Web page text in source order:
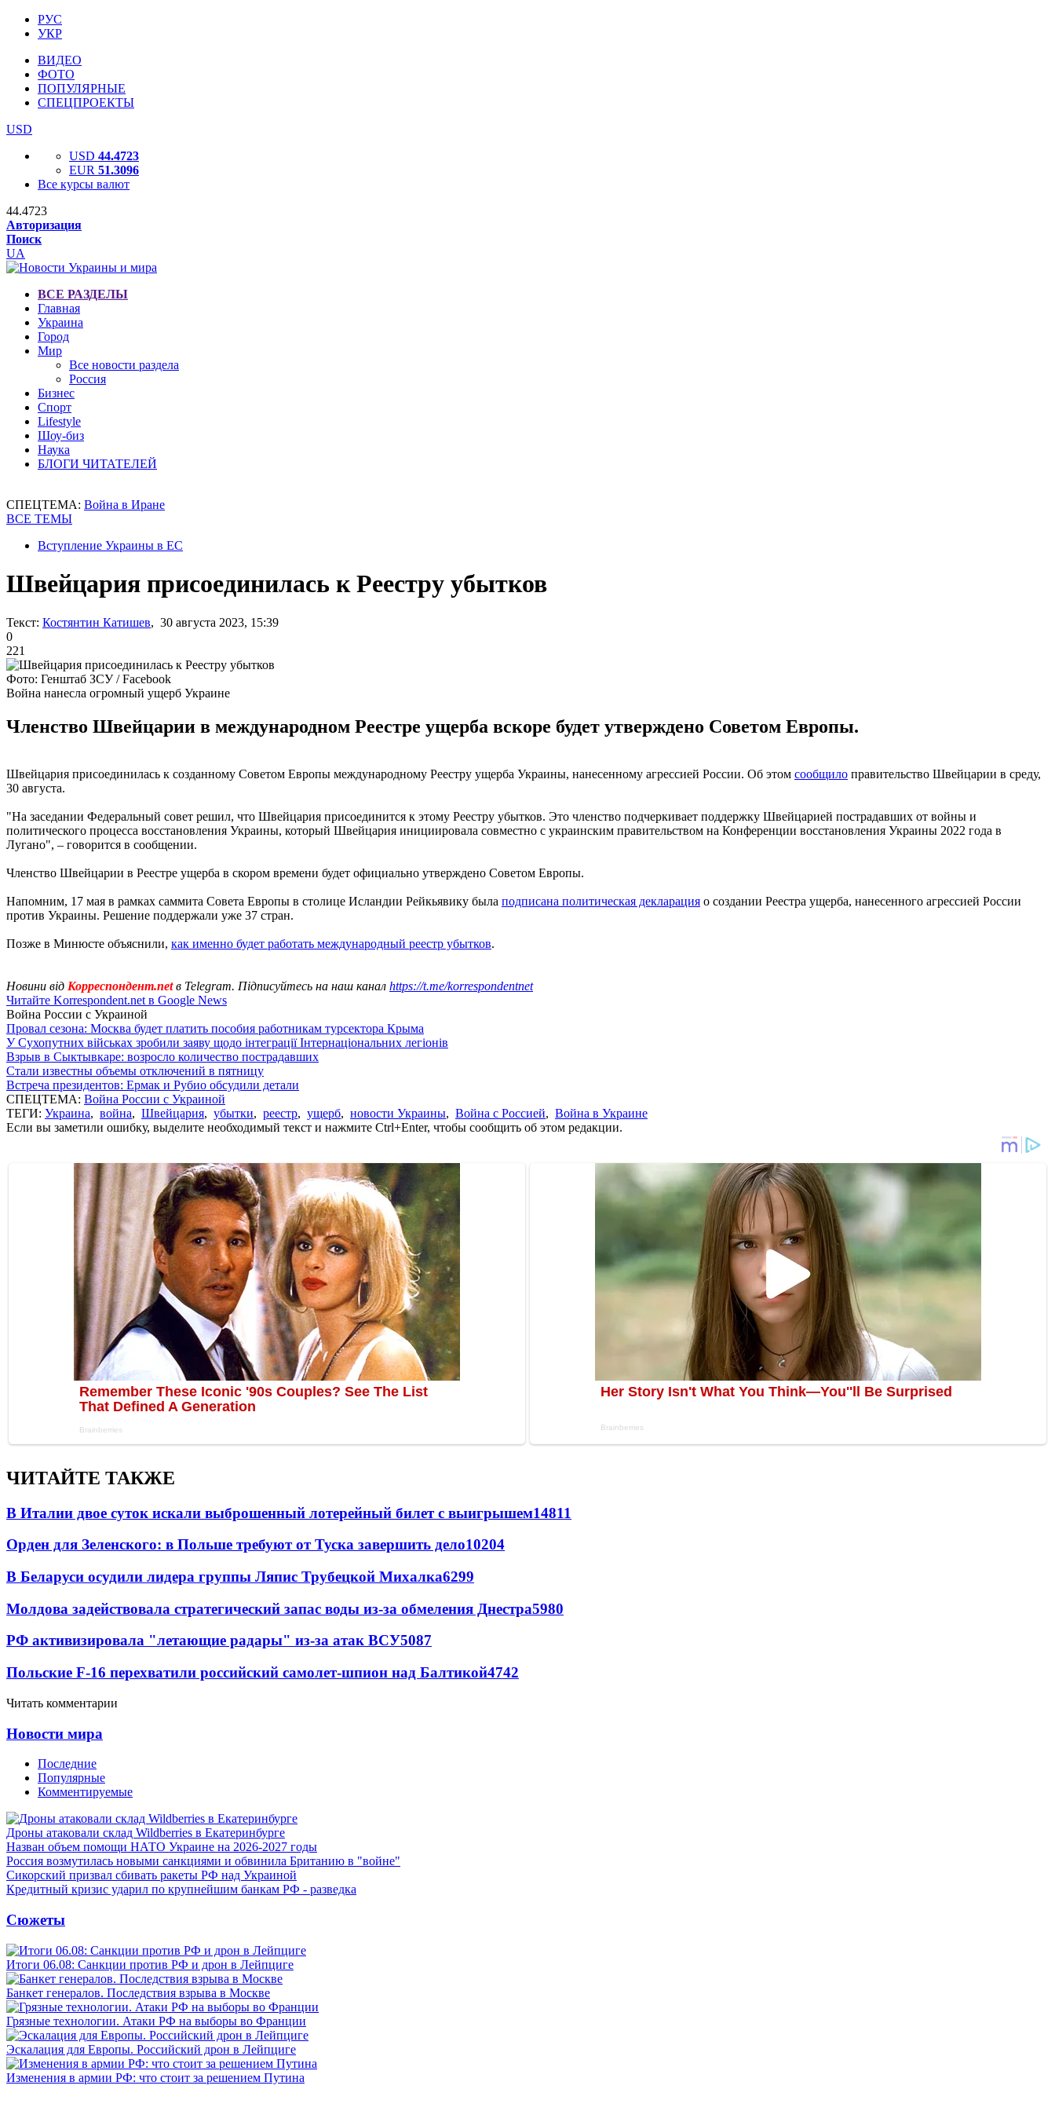
РУС
УКР
ВИДЕО
ФОТО
ПОПУЛЯРНЫЕ
СПЕЦПРОЕКТЫ
USD
USD 44.4723
EUR 51.3096
Все курсы валют
44.4723
Авторизация
Поиск
UA
ВСЕ РАЗДЕЛЫ
Главная
Украина
Город
Мир
Все новости раздела
Россия
Бизнес
Спорт
Lifestyle
Шоу-биз
Наука
БЛОГИ ЧИТАТЕЛЕЙ
СПЕЦТЕМА: Война в Иране
ВСЕ ТЕМЫ
Вступление Украины в ЕС
Швейцария присоединилась к Реестру убытков
Текст: Костянтин Катишев, 30 августа 2023, 15:39
0
221
Фото: Генштаб ЗСУ / Facebook
Война нанесла огромный ущерб Украине
Членство Швейцарии в международном Реестре ущерба вскоре будет утверждено Советом Европы.
Швейцария присоединилась к созданному Советом Европы международному Реестру ущерба Украины, нанесенному агрессией России. Об этом сообщило правительство Швейцарии в среду,
30 августа.
"На заседании Федеральный совет решил, что Швейцария присоединится к этому Реестру убытков. Это членство подчеркивает поддержку Швейцарией пострадавших от войны и
политического процесса восстановления Украины, который Швейцария инициировала совместно с украинским правительством на Конференции восстановления Украины 2022 года в
Лугано", – говорится в сообщении.
Членство Швейцарии в Реестре ущерба в скором времени будет официально утверждено Советом Европы.
Напомним, 17 мая в рамках саммита Совета Европы в столице Исландии Рейкьявику была подписана политическая декларация о создании Реестра ущерба, нанесенного агрессией России
против Украины. Решение поддержали уже 37 стран.
Позже в Минюсте объяснили, как именно будет работать международный реестр убытков.
Новини від Корреспондент.netв Telegram. Підписуйтесь на наш канал https://t.me/korrespondentnet
Читайте Korrespondent.net в Google News
Война России с Украиной
Провал сезона: Москва будет платить пособия работникам турсектора Крыма
У Сухопутних військах зробили заяву щодо інтеграції Інтернаціональних легіонів
Взрыв в Сыктывкаре: возросло количество пострадавших
Стали известны объемы отключений в пятницу
Встреча президентов: Ермак и Рубио обсудили детали
СПЕЦТЕМА: Война России с Украиной
ТЕГИ: Украина, война, Швейцария, убытки, реестр, ущерб, новости Украины, Война с Россией, Война в Украине
Если вы заметили ошибку, выделите необходимый текст и нажмите Ctrl+Enter, чтобы сообщить об этом редакции.
ЧИТАЙТЕ ТАКЖЕ
В Италии двое суток искали выброшенный лотерейный билет с выигрышем14811
Орден для Зеленского: в Польше требуют от Туска завершить дело10204
В Беларуси осудили лидера группы Ляпис Трубецкой Михалка6299
Молдова задействовала стратегический запас воды из-за обмеления Днестра5980
РФ активизировала "летающие радары" из-за атак ВСУ5087
Польские F-16 перехватили российский самолет-шпион над Балтикой4742
Читать комментарии
Новости мира
Последние
Популярные
Комментируемые
Дроны атаковали склад Wildberries в Екатеринбурге
Назван объем помощи НАТО Украине на 2026-2027 годы
Россия возмутилась новыми санкциями и обвинила Британию в "войне"
Сикорский призвал сбивать ракеты РФ над Украиной
Кредитный кризис ударил по крупнейшим банкам РФ - разведка
Сюжеты
Итоги 06.08: Санкции против РФ и дрон в Лейпциге
Банкет генералов. Последствия взрыва в Москве
Грязные технологии. Атаки РФ на выборы во Франции
Эскалация для Европы. Российский дрон в Лейпциге
Изменения в армии РФ: что стоит за решением Путина